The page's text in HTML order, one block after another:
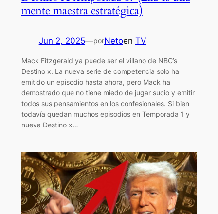
mente maestra estratégica)
Jun 2, 2025—porNetoen TV
Mack Fitzgerald ya puede ser el villano de NBC’s
Destino x. La nueva serie de competencia solo ha
emitido un episodio hasta ahora, pero Mack ha
demostrado que no tiene miedo de jugar sucio y emitir
todos sus pensamientos en los confesionales. Si bien
todavía quedan muchos episodios en Temporada 1 y
nueva Destino x…